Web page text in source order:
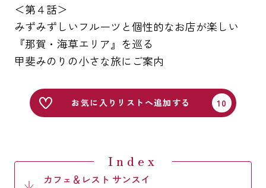
＜第４話＞
みずみずしいフルーツと個性的なお店が楽しい
『那賀・海草エリア』を巡る
甲斐みのりの小さな旅にご案内
お気に入りリストへ追加する
Index
カフェ＆レスト サンスイ